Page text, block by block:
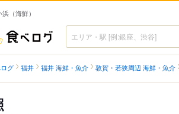
（海鮮）
食べログ
グ 福井 福井 海鮮・魚介 敦賀・若狭周辺 海鮮・魚介